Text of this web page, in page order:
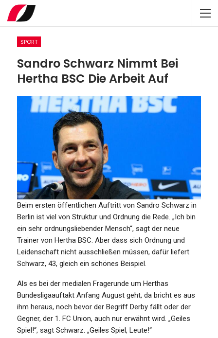
SPORT
Sandro Schwarz Nimmt Bei
Hertha BSC Die Arbeit Auf
Beim ersten öffentlichen Auftritt von Sandro Schwarz in
Berlin ist viel von Struktur und Ordnung die Rede. „Ich bin
ein sehr ordnungsliebender Mensch“, sagt der neue
Trainer von Hertha BSC. Aber dass sich Ordnung und
Leidenschaft nicht ausschließen müssen, dafür liefert
Schwarz, 43, gleich ein schönes Beispiel.
Als es bei der medialen Fragerunde um Herthas
Bundesligaauftakt Anfang August geht, da bricht es aus
ihm heraus, noch bevor der Begriff Derby fällt oder der
Gegner, der 1. FC Union, auch nur erwähnt wird. „Geiles
Spiel!“, sagt Schwarz. „Geiles Spiel, Leute!“